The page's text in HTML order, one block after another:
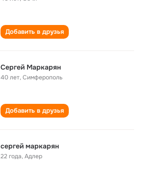
Добавить в друзья
Сергей Маркарян
40 лет,Симферополь
Добавить в друзья
сергей маркарян
22 года,Адлер